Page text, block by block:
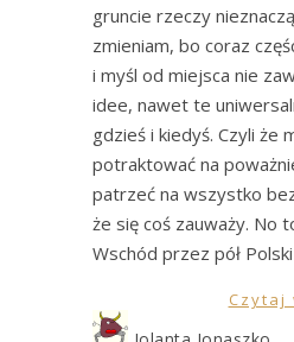
gruncie rzeczy
zmieniam, bo coraz
i myśl od miejsca nie
idee, nawet te
gdzieś i kiedyś. Czyli że
potraktować na
patrzeć na wszystko
że się coś zauważy. No
Wschód przez pół
Czytaj